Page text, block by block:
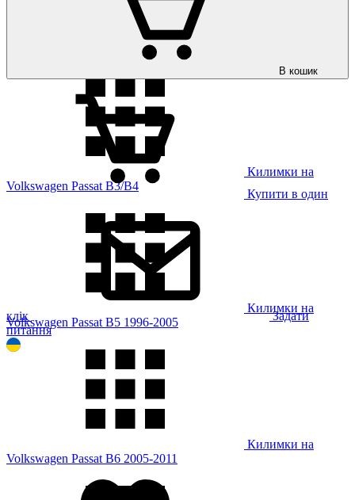
Килимки на
Volkswagen Passat B3/B4
Килимки на
Volkswagen Passat B5 1996-2005
Килимки на
Volkswagen Passat B6 2005-2011
В кошик
Купити в один
клік
Задати
питання